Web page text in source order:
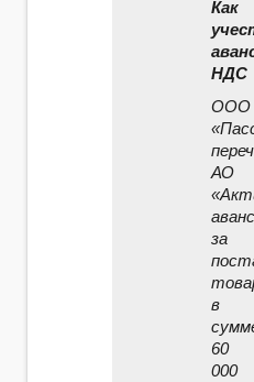
Как
НДС
ООО
АО
аванс
за
в
60
000